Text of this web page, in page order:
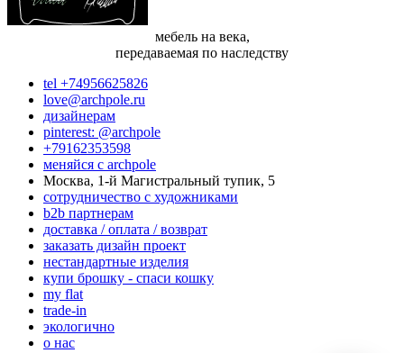
мебель на века,
передаваемая по наследству
tel +74956625826
love@archpole.ru
дизайнерам
pinterest: @archpole
+79162353598
меняйся с аrchpole
Москва, 1-й Магистральный тупик, 5
cотрудничество с художниками
b2b партнерам
доставка / оплата / возврат
заказать дизайн проект
нестандартные изделия
купи брошку - спаси кошку
my flat
trade-in
экологично
о нас